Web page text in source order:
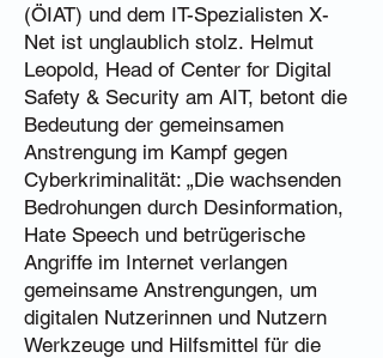
(ÖIAT) und dem IT-Spezialisten X-
Net ist unglaublich stolz. Helmut
Leopold, Head of Center for Digital
Safety & Security am AIT, betont die
Bedeutung der gemeinsamen
Anstrengung im Kampf gegen
Cyberkriminalität: „Die wachsenden
Bedrohungen durch Desinformation,
Hate Speech und betrügerische
Angriffe im Internet verlangen
gemeinsame Anstrengungen, um
digitalen Nutzerinnen und Nutzern
Werkzeuge und Hilfsmittel für die